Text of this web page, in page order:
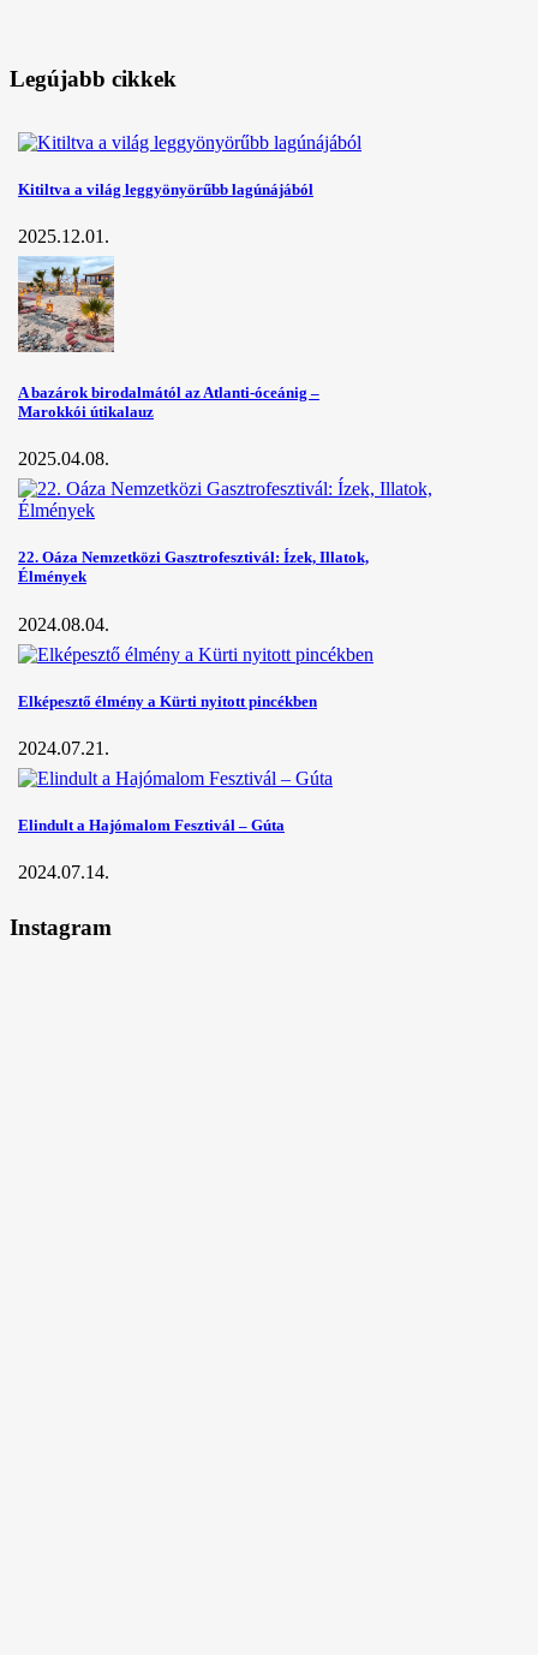
Legújabb cikkek
Kitiltva a világ leggyönyörűbb lagúnájából
2025.12.01.
A bazárok birodalmától az Atlanti-óceánig –
Marokkói útikalauz
2025.04.08.
22. Oáza Nemzetközi Gasztrofesztivál: Ízek, Illatok,
Élmények
2024.08.04.
Elképesztő élmény a Kürti nyitott pincékben
2024.07.21.
Elindult a Hajómalom Fesztivál – Gúta
2024.07.14.
Instagram